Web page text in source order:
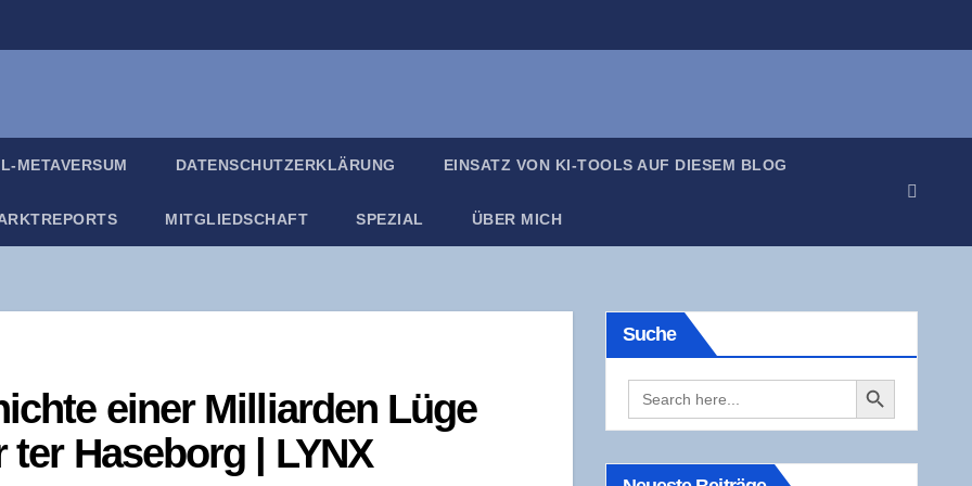
META­VER­SUM DATEN­SCHUTZ­ER­KLÄ­RUNG EIN­SATZ VON KI-TOOLS AUF DIE­SEM BLOG
MIT­GLIED­SCHAFT SPE­ZI­AL ÜBER MICH
einer Mil­li­ar­den Lüge
Hase­borg | LYNX
Suche
Search
for:
Search Button